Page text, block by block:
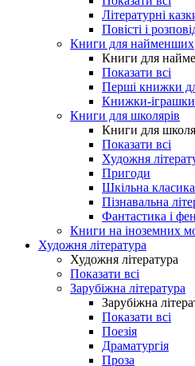
Літературні
Повісті і
Книги для найменших
Книги для
Показати всі
Перші книжки
Книжки-іграшки
Книги для школярів
Книги для
Показати всі
Художня
Пригоди
Шкільна класика
Пізнавальна
Фантастика і
Книги на іноземних
Художня література
Художня література
Показати всі
Зарубіжна література
Зарубіжна
Показати всі
Поезія
Драматургія
Проза